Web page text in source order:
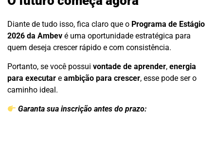
Diante de tudo isso, fica claro que o Programa de Estágio
2026 da Ambev é uma oportunidade estratégica para
quem deseja crescer rápido e com consistência.
Portanto, se você possui vontade de aprender, energia
para executar e ambição para crescer, esse pode ser o
caminho ideal.
Garanta sua inscrição antes do prazo: